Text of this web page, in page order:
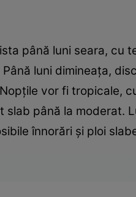
până luni seara, cu
luni dimineața,
vor fi tropicale,
slab până la moderat.
înnorări și ploi